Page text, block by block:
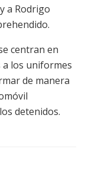
a Rodrigo
centran en
los uniformes
de manera
detenidos.